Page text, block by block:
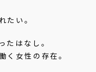
たい。
たはなし。
く女性の存在。